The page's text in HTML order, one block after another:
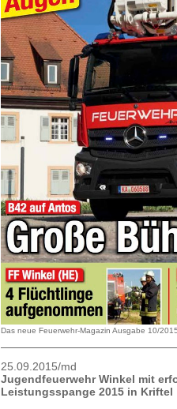
Das neue Feuerwehr-Magazin Ausgabe 10/
25.09.2015/md
Jugendfeuerwehr Winkel mit
Leistungsspange 2015 in Kriftel